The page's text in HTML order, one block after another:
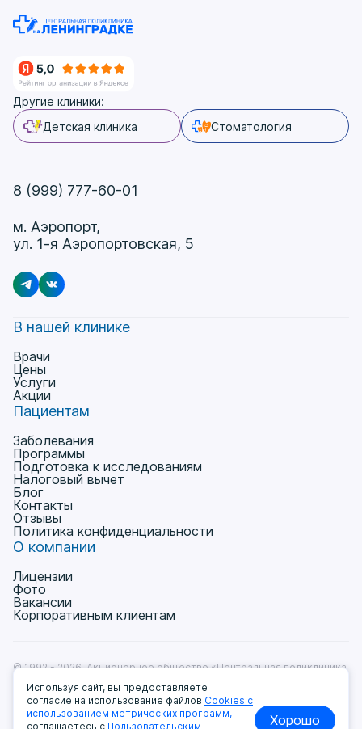
Другие клиники:
Детская клиника
Стоматология
8 (999) 777-60-01
м. Аэропорт,
ул. 1-я Аэропортовская, 5
В нашей клинике
Врачи
Цены
Услуги
Акции
Пациентам
Заболевания
Программы
Подготовка к исследованиям
Налоговый вычет
Блог
Контакты
Отзывы
Политика конфиденциальности
О компании
Лицензии
Фото
Вакансии
Корпоративным клиентам
© 1992 - 2026, Акционерное общество «Центральная поликлиника
от 11.12.2018г.
Пользовательское соглашение
Политика обработки и защиты персональных данных
Используя сайт, вы предоставляете
согласие на использование файлов Cookies с
использованием метрических программ,
соглашаетесь с Пользовательским Хорошо